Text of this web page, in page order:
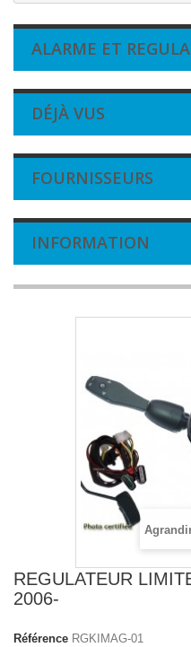
ALARME ET
DÉJÀ VUS
FOURNISSEURS
INFORMATION
REGULATEUR
2006-
Référence RGKIMAG-01